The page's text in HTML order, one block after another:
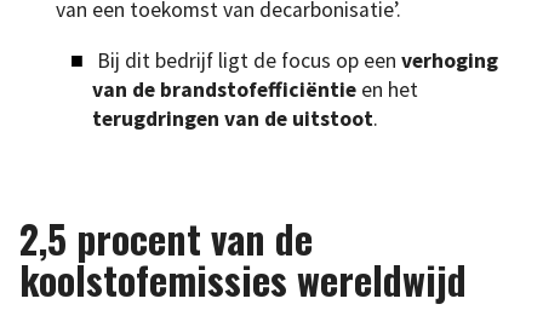
van een toekomst van decarbonisatie’.
Bij dit bedrijf ligt de focus op een verhoging
van de brandstofefficiëntie en het
terugdringen van de uitstoot.
2,5 procent van de
koolstofemissies wereldwijd